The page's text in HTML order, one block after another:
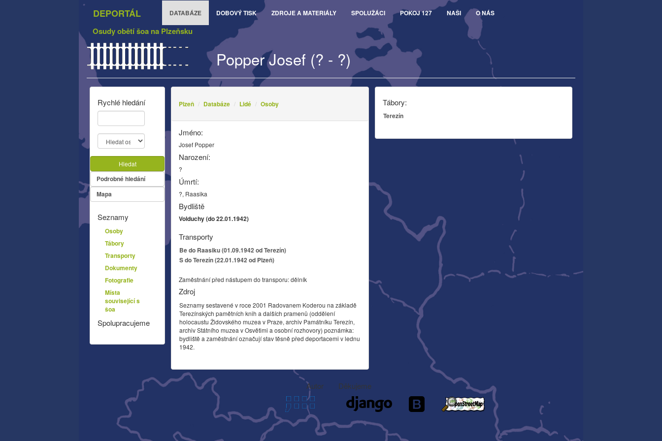
DEPORTÁL DATABÁZE DOBOVÝ TISK ZDROJE A MATERIÁLY SPOLUŽÁCI POKOJ 127 NAŠI O NÁS
Osudy obětí šoa na Plzeňsku
Popper Josef (? - ?)
Tábory:
Terezín
Plzeň Databáze Lidé Osoby
Jméno:
Josef Popper
Narození:
?
Úmrtí:
?, Raasika
Bydliště
Volduchy (do 22.01.1942)
Transporty
Be do Raasiku (01.09.1942 od Terezín)
S do Terezín (22.01.1942 od Plzeň)
Zaměstnání před nástupem do transporu: dělník
Zdroj
Seznamy sestavené v roce 2001 Radovanem Koderou na základě
Terezínských pamětních knih a dalších pramenů (oddělení
holocaustu Židovského muzea v Praze, archiv Památníku Terezín,
archiv Státního muzea v Osvětimi a osobní rozhovory) poznámka:
bydliště a zaměstnání označují stav těsně před deportacemi v lednu
1942.
Rychlé hledání
Hledat
Podrobné hledání
Mapa
Seznamy
Osoby
Tábory
Transporty
Dokumenty
Fotografie
Místa
související s
šoa
Spolupracujeme
Autor Děkujeme